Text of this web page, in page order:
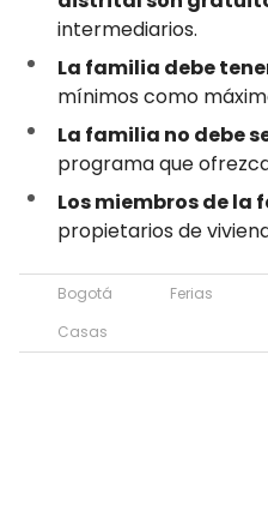
intermediarios.
La familia debe
mínimos como
La familia no debe
programa que
Los miembros de la
propietarios de
Bogotá Ferias
Casas